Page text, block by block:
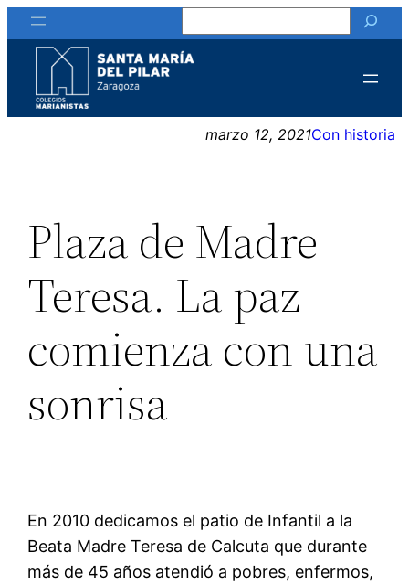
Saltar
al
contenido
marzo 12, 2021Con historia
Plaza de Madre
Teresa. La paz
comienza con una
sonrisa
En 2010 dedicamos el patio de Infantil a la
Beata Madre Teresa de Calcuta que durante
más de 45 años atendió a pobres, enfermos,